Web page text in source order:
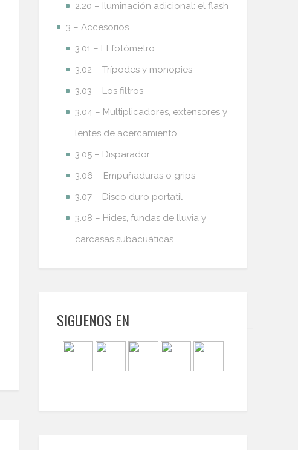
2.20 – Iluminación adicional: el flash
3 – Accesorios
3.01 – El fotómetro
3.02 – Trípodes y monopies
3.03 – Los filtros
3.04 – Multiplicadores, extensores y
lentes de acercamiento
3.05 – Disparador
3.06 – Empuñaduras o grips
3.07 – Disco duro portatil
3.08 – Hides, fundas de lluvia y
carcasas subacuáticas
SIGUENOS EN